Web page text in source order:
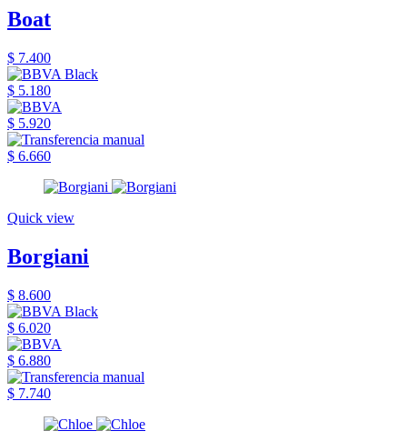
Boat
$ 7.400
$ 5.180
$ 5.920
$ 6.660
Quick view
Borgiani
$ 8.600
$ 6.020
$ 6.880
$ 7.740